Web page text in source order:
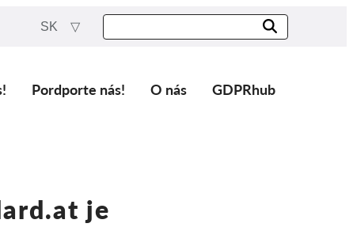
SK
Pordporte nás! O nás GDPRhub
je